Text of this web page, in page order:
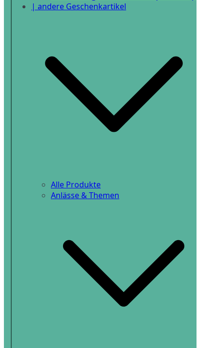
| andere Geschenkartikel
Alle Produkte
Anlässe & Themen